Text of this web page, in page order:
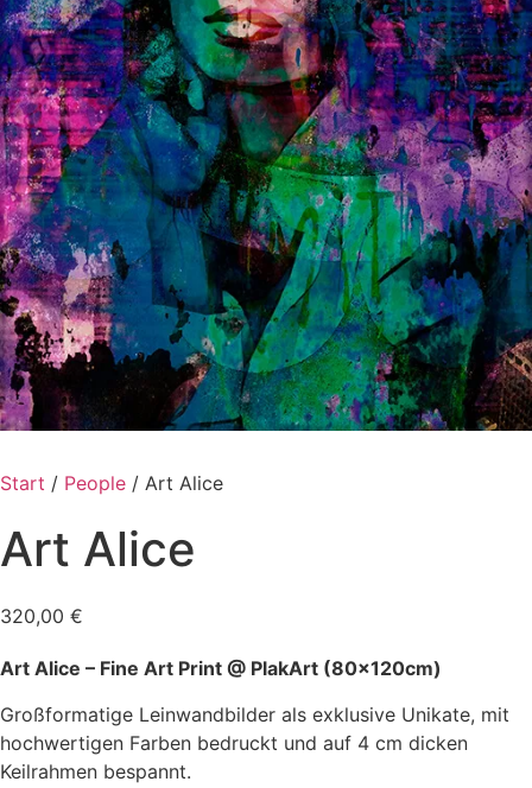
Start / People / Art Alice
Art Alice
320,00 €
Art Alice – Fine Art Print @ PlakArt (80x120cm)
Großformatige Leinwandbilder als exklusive Unikate, mit
hochwertigen Farben bedruckt und auf 4 cm dicken
Keilrahmen bespannt.